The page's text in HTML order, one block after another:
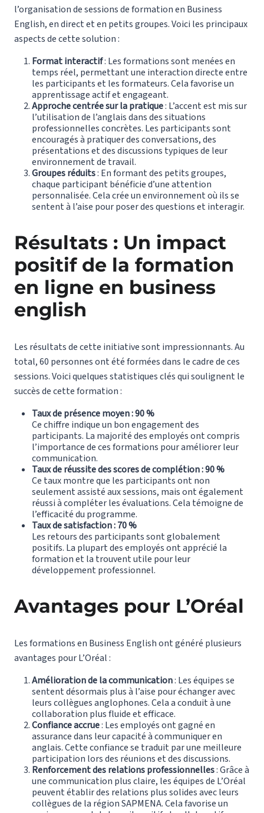
l’organisation de sessions de formation en Business
English, en direct et en petits groupes. Voici les principaux
aspects de cette solution :
Format interactif: Les formations sont menées en
temps réel, permettant une interaction directe entre
les participants et les formateurs. Cela favorise un
apprentissage actif et engageant.
Approche centrée sur la pratique: L’accent est mis sur
l’utilisation de l’anglais dans des situations
professionnelles concrètes. Les participants sont
encouragés à pratiquer des conversations, des
présentations et des discussions typiques de leur
environnement de travail.
Groupes réduits: En formant des petits groupes,
chaque participant bénéficie d’une attention
personnalisée. Cela crée un environnement où ils se
sentent à l’aise pour poser des questions et interagir.
Résultats : Un impact
positifde la formation
en ligne en business
english
Les résultats de cette initiative sont impressionnants. Au
total, 60 personnes ont été formées dans le cadre de ces
sessions. Voici quelques statistiques clés qui soulignent le
succès de cette formation :
Taux de présence moyen : 90 %
Ce chiffre indique un bon engagement des
participants. La majorité des employés ont compris
l’importance de ces formations pour améliorer leur
communication.
Taux de réussite des scores de complétion : 90 %
Ce taux montre que les participants ont non
seulement assisté aux sessions, mais ont également
réussi à compléter les évaluations. Cela témoigne de
l’efficacité du programme.
Taux de satisfaction : 70 %
Les retours des participants sont globalement
positifs. La plupart des employés ont apprécié la
formation et la trouvent utile pour leur
développement professionnel.
Avantages pour L’Oréal
Les formations en Business English ont généré plusieurs
avantages pour L’Oréal :
Amélioration de la communication: Les équipes se
sentent désormais plus à l’aise pour échanger avec
leurs collègues anglophones. Cela a conduit à une
collaboration plus fluide et efficace.
Confiance accrue: Les employés ont gagné en
assurance dans leur capacité à communiquer en
anglais. Cette confiance se traduit par une meilleure
participation lors des réunions et des discussions.
Renforcement des relations professionnelles: Grâce à
une communication plus claire, les équipes de L’Oréal
peuvent établir des relations plus solides avec leurs
collègues de la région SAPMENA. Cela favorise un